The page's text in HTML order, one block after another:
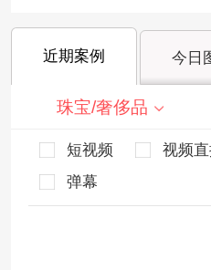
近期案例 今日
珠宝/奢侈品
短视频 视频
弹幕